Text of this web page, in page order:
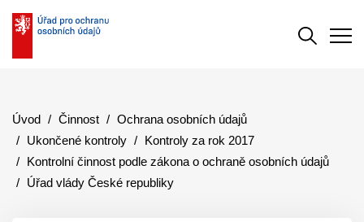
Úvod Činnost
Ochrana osobních údajů
Ukončené kontroly
Kontroly za rok 2017
Kontrolní činnost podle zákona o ochraně osobních údajů
Úřad vlády České republiky